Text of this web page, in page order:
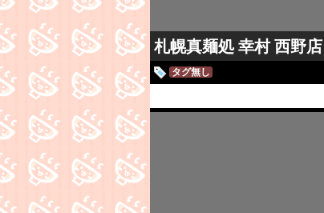
札幌真麺処 幸村 西野店
タグ無し